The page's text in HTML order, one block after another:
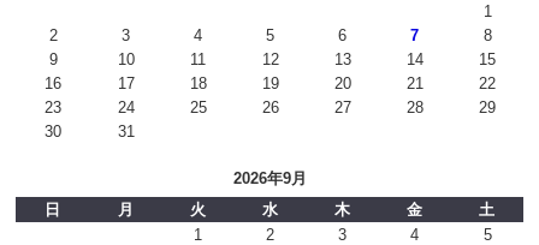
1
2
3 4 5 6 7
8
9
10 11 12 13 14
15
16
17 18 19 20 21
22
23
24 25 26 27 28
29
30
31
2026年9月
日
月 火 水 木 金
土
1
2 3 4
5